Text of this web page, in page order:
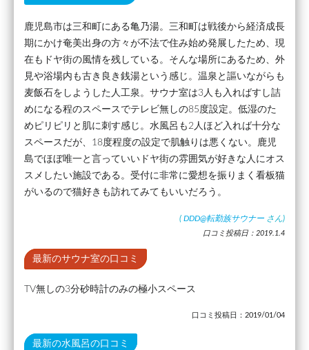
鹿児島市は三和町にある亀乃湯。三和町は戦後から経済成長
期にかけ奄美出身の方々が不法で住み始め発展したため、現
在もドヤ街の風情を残している。そんな場所にあるため、外
見や浴場内も古き良き銭湯という感じ。温泉と謳いながらも
麦飯石をしようした人工泉。サウナ室は3人も入ればすし詰
めになる程のスペースでテレビ無しの85度設定。低湿のた
めピリピリと肌に刺す感じ。水風呂も2人ほど入れば十分な
スペースだが、18度程度の設定で肌触りは悪くない。鹿児
島でほぼ唯一と言っていいドヤ街の雰囲気が好きな人にオス
スメしたい施設である。受付に非常に愛想を振りまく看板猫
がいるので猫好きも訪れてみてもいいだろう。
( DDD@転勤族サウナー さん)
口コミ投稿日：2019.1.4
最新のサウナ室の口コミ
TV無しの3分砂時計のみの極小スペース
口コミ投稿日：2019/01/04
最新の水風呂の口コミ